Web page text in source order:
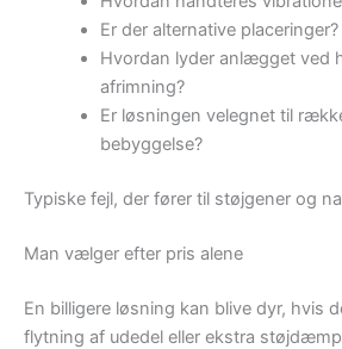
Er der alternative placeringer?
Hvordan lyder anlægget ved
afrimning?
Er løsningen velegnet til
bebyggelse?
Typiske fejl, der fører til støjgener og
Man vælger efter pris alene
En billigere løsning kan blive dyr, hvis
flytning af udedel eller ekstra